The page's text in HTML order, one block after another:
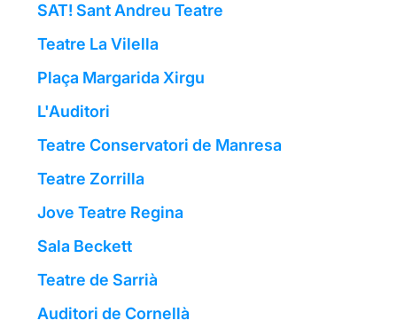
SAT! Sant Andreu Teatre
Teatre La Vilella
Plaça Margarida Xirgu
L'Auditori
Teatre Conservatori de Manresa
Teatre Zorrilla
Jove Teatre Regina
Sala Beckett
Teatre de Sarrià
Auditori de Cornellà